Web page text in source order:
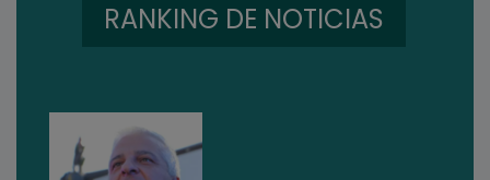
RANKING DE NOTICIAS